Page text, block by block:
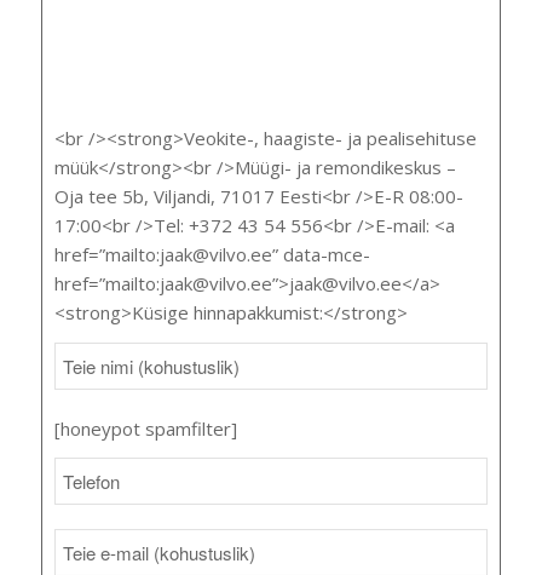
<br /><strong>Veokite-, haagiste- ja pealisehituse
müük</strong><br />Müügi- ja remondikeskus –
Oja tee 5b, Viljandi, 71017 Eesti<br />E-R 08:00-
17:00<br />Tel: +372 43 54 556<br />E-mail: <a
href=”mailto:jaak@vilvo.ee” data-mce-
href=”mailto:jaak@vilvo.ee”>jaak@vilvo.ee</a>
<strong>Küsige hinnapakkumist:</strong>
[honeypot spamfilter]